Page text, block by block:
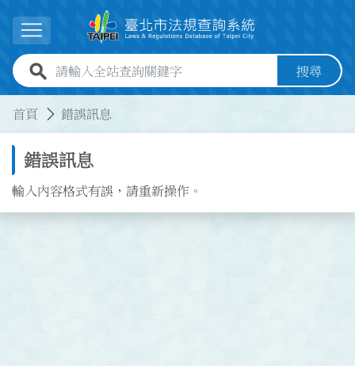
展開選單
全站查詢關鍵字欄位 搜尋
首頁 錯誤訊息
錯誤訊息
輸入內容格式有誤，請重新操作。